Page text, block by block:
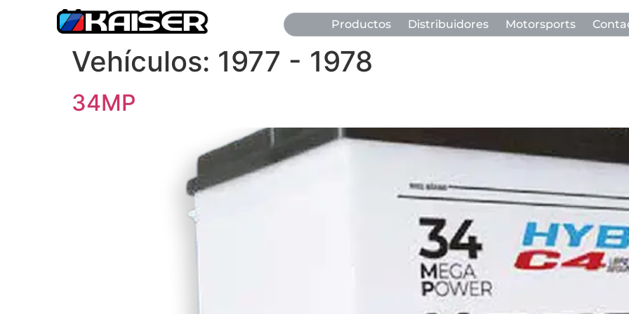
Productos Distribuidores Motorsports
Vehículos: 1977 - 1978
34MP